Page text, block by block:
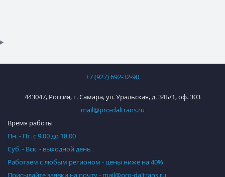
+7 (927) 692-32-90
443047, Россия, г. Самара, ул. Уральская, д. 34Б/1, оф. 303
mail@pro-daltrans.ru
Время работы
Пн. - Пт. с 9.00 до 18.00
Суб. - Вск. - выходной день
Работаем с любым регионом - цены ниже на 40%
Присылайте заявки на почту - mail@pro-daltrans.ru